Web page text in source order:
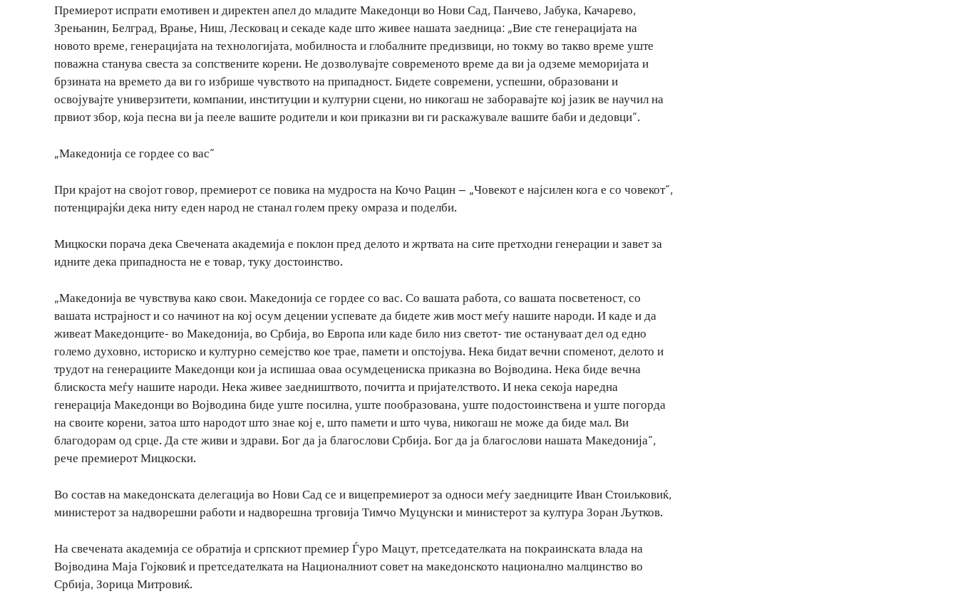
Премиерот испрати емотивен и директен апел до младите Македонци во Нови Сад, Панчево, Јабука, Качарево,
Зрењанин, Белград, Врање, Ниш, Лесковац и секаде каде што живее нашата заедница: „Вие сте генерацијата на
новото време, генерацијата на технологијата, мобилноста и глобалните предизвици, но токму во такво време уште
поважна станува свеста за сопствените корени. Не дозволувајте современото време да ви ја одземе меморијата и
брзината на времето да ви го избрише чувството на припадност. Бидете современи, успешни, образовани и
освојувајте универзитети, компании, институции и културни сцени, но никогаш не заборавајте кој јазик ве научил на
првиот збор, која песна ви ја пееле вашите родители и кои приказни ви ги раскажувале вашите баби и дедовци“.
„Македонија се гордее со вас“
При крајот на својот говор, премиерот се повика на мудроста на Кочо Рацин – „Човекот е најсилен кога е со човекот“,
потенцирајќи дека ниту еден народ не станал голем преку омраза и поделби.
Мицкоски порача дека Свечената академија е поклон пред делото и жртвата на сите претходни генерации и завет за
идните дека припадноста не е товар, туку достоинство.
„Македонија ве чувствува како свои. Македонија се гордее со вас. Со вашата работа, со вашата посветеност, со
вашата истрајност и со начинот на кој осум децении успевате да бидете жив мост меѓу нашите народи. И каде и да
живеат Македонците- во Македонија, во Србија, во Европа или каде било низ светот- тие остануваат дел од едно
големо духовно, историско и културно семејство кое трае, памети и опстојува. Нека бидат вечни споменот, делото и
трудот на генерациите Македонци кои ја испишаа оваа осумдецениска приказна во Војводина. Нека биде вечна
блискоста меѓу нашите народи. Нека живее заедништвото, почитта и пријателството. И нека секоја наредна
генерација Македонци во Војводина биде уште посилна, уште пообразована, уште подостоинствена и уште погорда
на своите корени, затоа што народот што знае кој е, што памети и што чува, никогаш не може да биде мал. Ви
благодорам од срце. Да сте живи и здрави. Бог да ја благослови Србија. Бог да ја благослови нашата Македонија“,
рече премиерот Мицкоски.
Во состав на македонската делегација во Нови Сад се и вицепремиерот за односи меѓу заедниците Иван Стоиљковиќ,
министерот за надворешни работи и надворешна трговија Тимчо Муцунски и министерот за култура Зоран Љутков.
На свечената академија се обратија и српскиот премиер Ѓуро Мацут, претседателката на покраинската влада на
Војводина Маја Гојковиќ и претседателката на Националниот совет на македонското национално малцинство во
Србија, Зорица Митровиќ.